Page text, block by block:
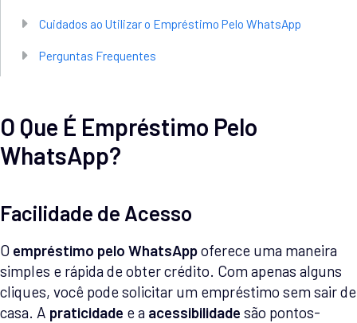
Cuidados ao Utilizar o Empréstimo Pelo WhatsApp
Perguntas Frequentes
O Que É Empréstimo Pelo
WhatsApp?
Facilidade de Acesso
O empréstimo pelo WhatsAppoferece uma maneira
simples e rápida de obter crédito. Com apenas alguns
cliques, você pode solicitar um empréstimo sem sair de
casa. A praticidade e a acessibilidade são pontos-